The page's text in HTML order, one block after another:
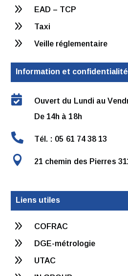
9 EAD – TCP
9 Taxi
9 Veille réglementaire
Information et confidentialité

Ouvert du Lundi au
De 14h à 18h
 Tél. : 05 61 74 38 13
 21 chemin des Pierres
Liens utiles
9 COFRAC
9 DGE-métrologie
9 UTAC